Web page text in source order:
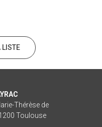
LISTE
Thérèse de
Toulouse